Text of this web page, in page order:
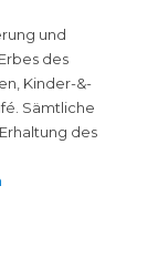
und
des
Kinder-&-
Sämtliche
des